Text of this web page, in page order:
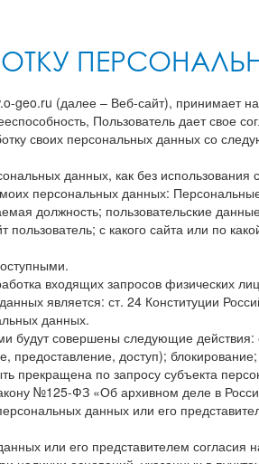
geo.ru (далее – Веб-сайт),
Пользователь дает
своих персональных данных со
данных, как без использования
персональных данных:
должность; пользовательские
пользователь; с какого сайта или по
входящих запросов физических
является: ст. 24 Конституции
данных.
будут совершены следующие
предоставление, доступ);
прекращена по запросу субъекта
№125-ФЗ «Об архивном деле в
данных или его
или его представителем